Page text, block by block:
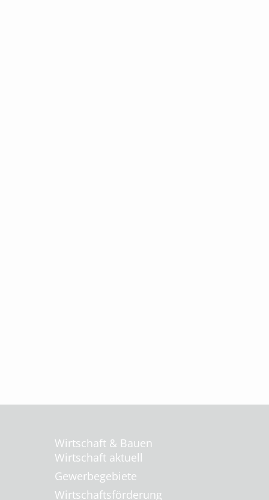
Wirtschaft & Bauen
Wirtschaft aktuell
Gewerbegebiete
Wirtschaftsförderung